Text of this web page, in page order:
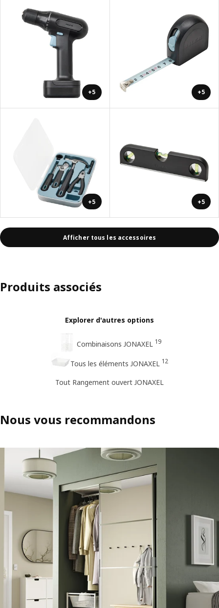
+5 +5
+5 +5
Afficher tous les accessoires
Produits associés
Explorer d'autres options
Combinaisons JONAXEL 19
Tous les éléments JONAXEL 12
Tout Rangement ouvert JONAXEL
Nous vous recommandons